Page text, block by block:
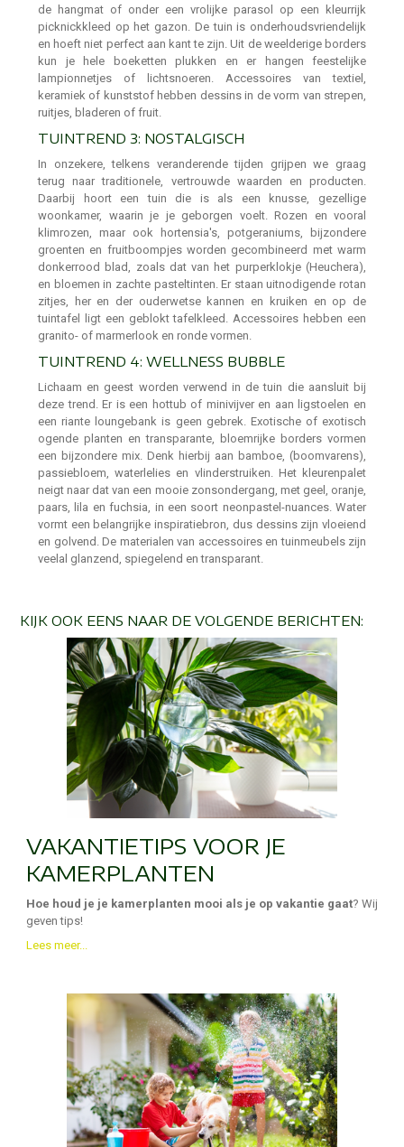
de hangmat of onder een vrolijke parasol op een kleurrijk
picknickkleed op het gazon. De tuin is onderhoudsvriendelijk
en hoeft niet perfect aan kant te zijn. Uit de weelderige borders
kun je hele boeketten plukken en er hangen feestelijke
lampionnetjes of lichtsnoeren. Accessoires van textiel,
keramiek of kunststof hebben dessins in de vorm van strepen,
ruitjes, bladeren of fruit.
TUINTREND 3: NOSTALGISCH
In onzekere, telkens veranderende tijden grijpen we graag
terug naar traditionele, vertrouwde waarden en producten.
Daarbij hoort een tuin die is als een knusse, gezellige
woonkamer, waarin je je geborgen voelt. Rozen en vooral
klimrozen, maar ook hortensia's, potgeraniums, bijzondere
groenten en fruitboompjes worden gecombineerd met warm
donkerrood blad, zoals dat van het purperklokje (Heuchera),
en bloemen in zachte pasteltinten. Er staan uitnodigende rotan
zitjes, her en der ouderwetse kannen en kruiken en op de
tuintafel ligt een geblokt tafelkleed. Accessoires hebben een
granito- of marmerlook en ronde vormen.
TUINTREND 4: WELLNESS BUBBLE
Lichaam en geest worden verwend in de tuin die aansluit bij
deze trend. Er is een hottub of minivijver en aan ligstoelen en
een riante loungebank is geen gebrek. Exotische of exotisch
ogende planten en transparante, bloemrijke borders vormen
een bijzondere mix. Denk hierbij aan bamboe, (boomvarens),
passiebloem, waterlelies en vlinderstruiken. Het kleurenpalet
neigt naar dat van een mooie zonsondergang, met geel, oranje,
paars, lila en fuchsia, in een soort neonpastel-nuances. Water
vormt een belangrijke inspiratiebron, dus dessins zijn vloeiend
en golvend. De materialen van accessoires en tuinmeubels zijn
veelal glanzend, spiegelend en transparant.
KIJK OOK EENS NAAR DE VOLGENDE BERICHTEN:
VAKANTIETIPS VOOR JE
KAMERPLANTEN
Hoe houd je je kamerplanten mooi als je op vakantie gaat? Wij
geven tips!
Lees meer...